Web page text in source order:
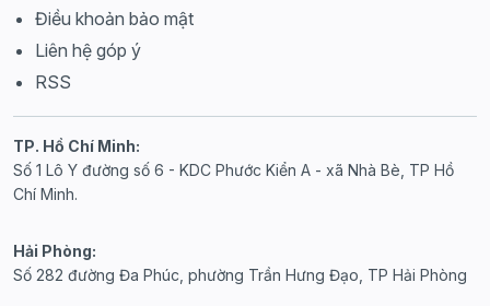
Điều khoản bảo mật
Liên hệ góp ý
RSS
TP. Hồ Chí Minh:
Số 1 Lô Y đường số 6 - KDC Phước Kiển A - xã Nhà Bè, TP Hồ
Chí Minh.
Hải Phòng:
Số 282 đường Đa Phúc, phường Trần Hưng Đạo, TP Hải Phòng